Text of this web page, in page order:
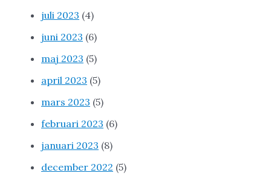
juli 2023 (4)
juni 2023 (6)
maj 2023 (5)
april 2023 (5)
mars 2023 (5)
februari 2023 (6)
januari 2023 (8)
december 2022 (5)